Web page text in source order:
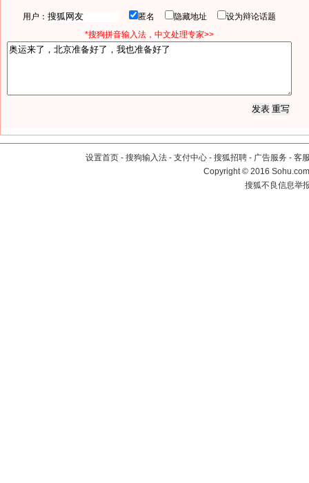
用户： 匿名 隐藏地址
设为辩论话题
*搜狗拼音输入法，中文处理专家>>
设置首页 - 搜狗输入法 - 支付中心 - 搜狐招聘 - 广告服务 - 客
Copyright©2016
搜狐不良信息举